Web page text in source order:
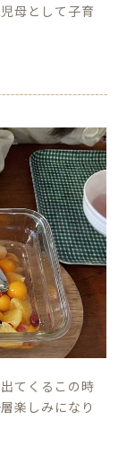
母として子育
てくるこの時
楽しみになり